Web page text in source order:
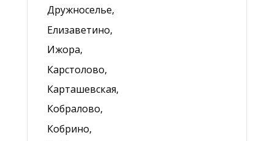
Дружноселье,
Елизаветино,
Ижора,
Карстолово,
Карташевская,
Кобралово,
Кобрино,